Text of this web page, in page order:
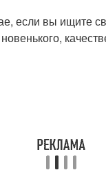
если вы ищите